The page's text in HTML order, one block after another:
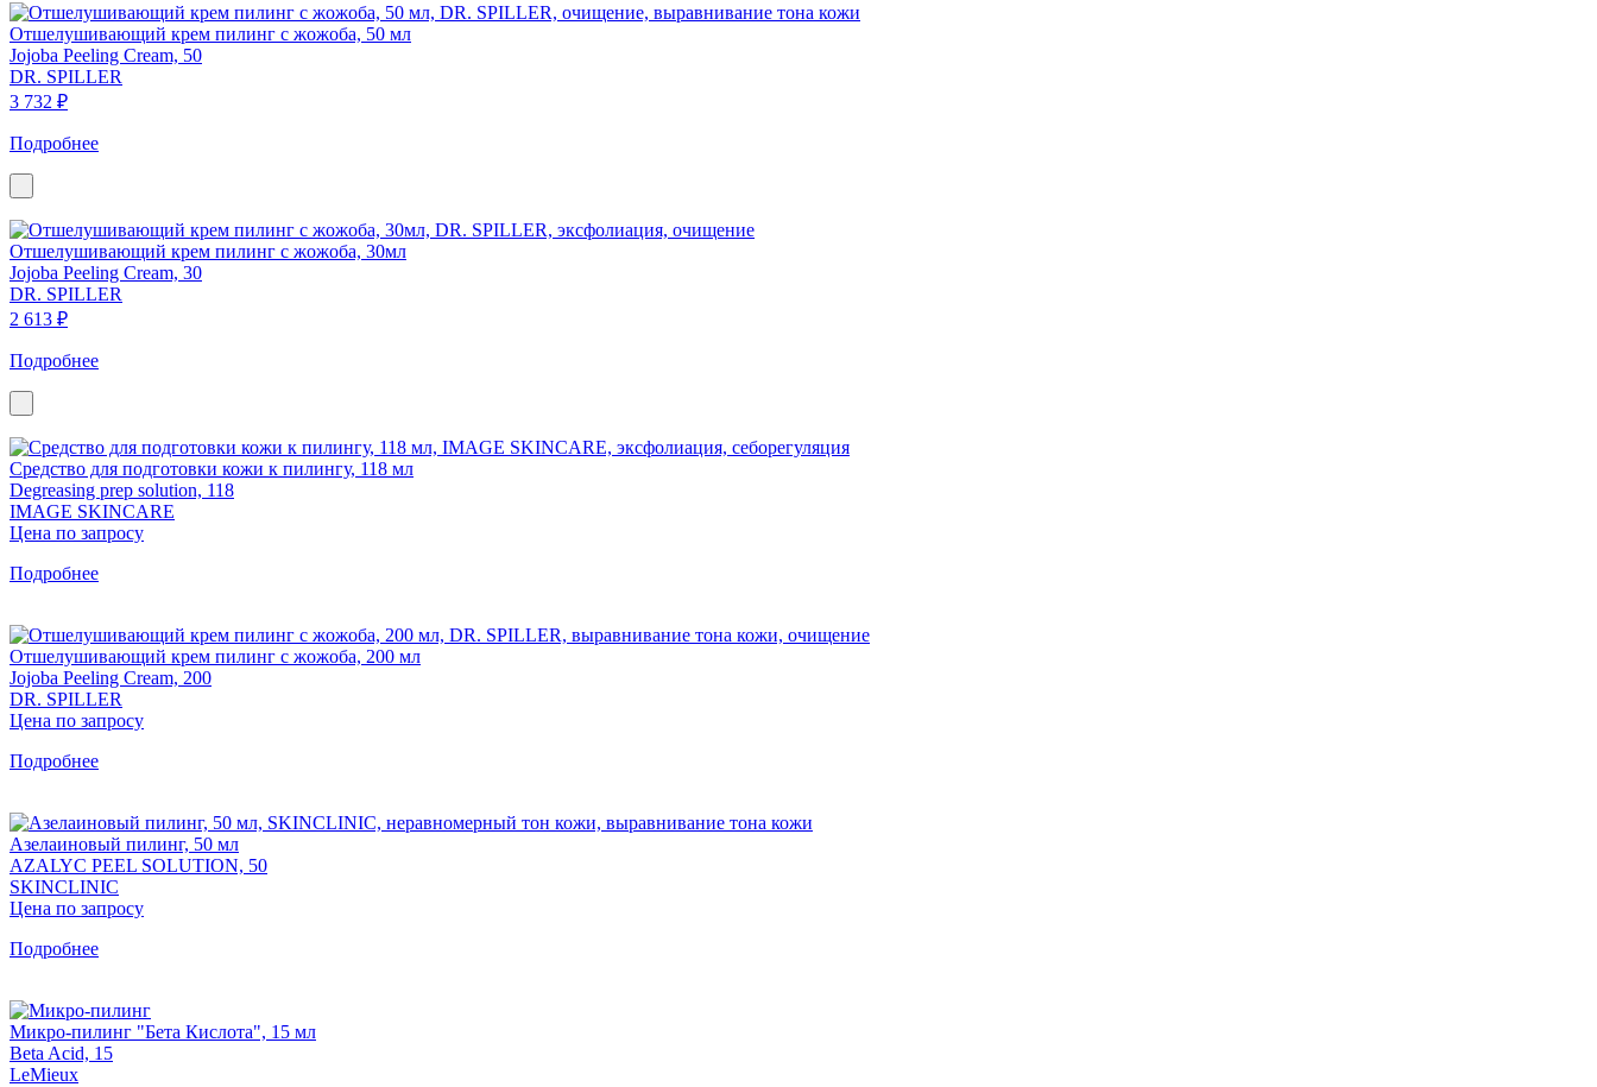
Отшелушивающий крем пилинг с жожоба, 50 мл
Jojoba Peeling Cream, 50
DR. SPILLER
3 732 ₽
Подробнее
Отшелушивающий крем пилинг с жожоба, 30мл
Jojoba Peeling Cream, 30
DR. SPILLER
2 613 ₽
Подробнее
Средство для подготовки кожи к пилингу, 118 мл
Degreasing prep solution, 118
IMAGE SKINCARE
Цена по запросу
Подробнее
Отшелушивающий крем пилинг с жожоба, 200 мл
Jojoba Peeling Cream, 200
DR. SPILLER
Цена по запросу
Подробнее
Азелаиновый пилинг, 50 мл
AZALYC PEEL SOLUTION, 50
SKINCLINIC
Цена по запросу
Подробнее
Микро-пилинг "Бета Кислота", 15 мл
Beta Acid, 15
LeMieux